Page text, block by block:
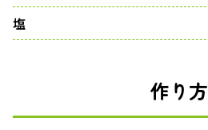
塩
作り方